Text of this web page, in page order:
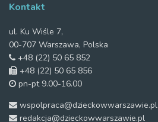
Kontakt
ul. Ku Wiśle 7,
00-707 Warszawa, Polska
+48 (22) 50 65 852
+48 (22) 50 65 856
pn-pt 9.00-16.00
wspolpraca@dzieckowwarszawie.pl
redakcja@dzieckowwarszawie.pl